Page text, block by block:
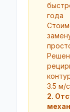
года
3.5 м/с
2.